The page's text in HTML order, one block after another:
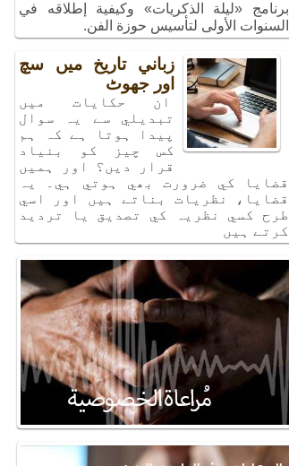
برنامج «ليلة الذكريات» وكيفية إطلاقه في
السنوات الأولى لتأسيس حوزة الفن.
زباني تاريخ ميں سچ
اور جھوٹ
ان حكايات ميں
تبديلي سے يہ سوال
پيدا ہوتا ہے كہ ہم
كس چيز كو بنياد
قرار ديں؟ اور ہميں
قضايا كي ضرورت بھي ہوتي ہي۔ يہ
قضايا، نظريات بناتے ہيں اور اسي
طرح كسي نظريہ كي تصديق يا ترديد
كرتے ہيں